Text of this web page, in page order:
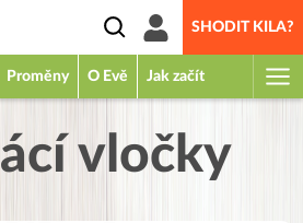
SHODIT KILA?
Proměny O Evě Jak začít
vločky